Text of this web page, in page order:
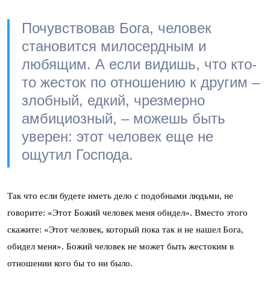
Почувствовав Бога, человек
становится милосердным и
любящим. А если видишь, что кто-
то жесток по отношению к другим –
злобный, едкий, чрезмерно
амбициозный, – можешь быть
уверен: этот человек еще не
ощутил Господа.
Так что если будете иметь дело с подобными людьми, не
говорите: «Этот Божий человек меня обидел». Вместо этого
скажите: «Этот человек, который пока так и не нашел Бога,
обидел меня». Божий человек не может быть жестоким в
отношении кого бы то ни было.